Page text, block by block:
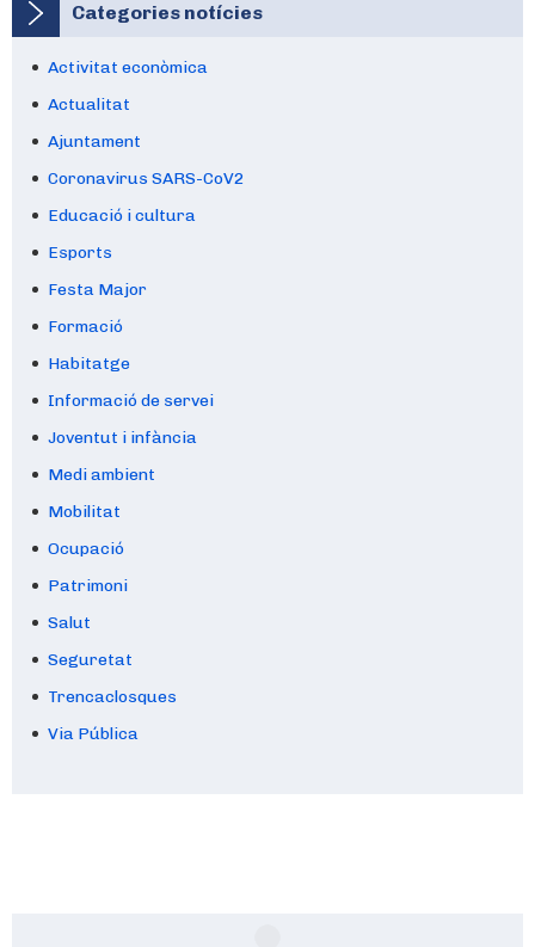
Categories notícies
Activitat econòmica
Actualitat
Ajuntament
Coronavirus SARS-CoV2
Educació i cultura
Esports
Festa Major
Formació
Habitatge
Informació de servei
Joventut i infància
Medi ambient
Mobilitat
Ocupació
Patrimoni
Salut
Seguretat
Trencaclosques
Via Pública